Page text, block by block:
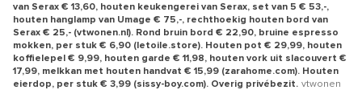
van Serax € 13,60, houten keukengerei van Serax, set van 5 € 53,-,
houten hanglamp van Umage € 75,-, rechthoekig houten bord van
Serax € 25,- (vtwonen.nl). Rond bruin bord € 22,90, bruine espresso
mokken, per stuk € 6,90 (letoile.store). Houten pot € 29,99, houten
koffielepel € 9,99, houten garde € 11,98, houten vork uit slacouvert €
17,99, melkkan met houten handvat € 15,99 (zarahome.com). Houten
eierdop, per stuk € 3,99 (sissy-boy.com). Overig privébezit. vtwonen